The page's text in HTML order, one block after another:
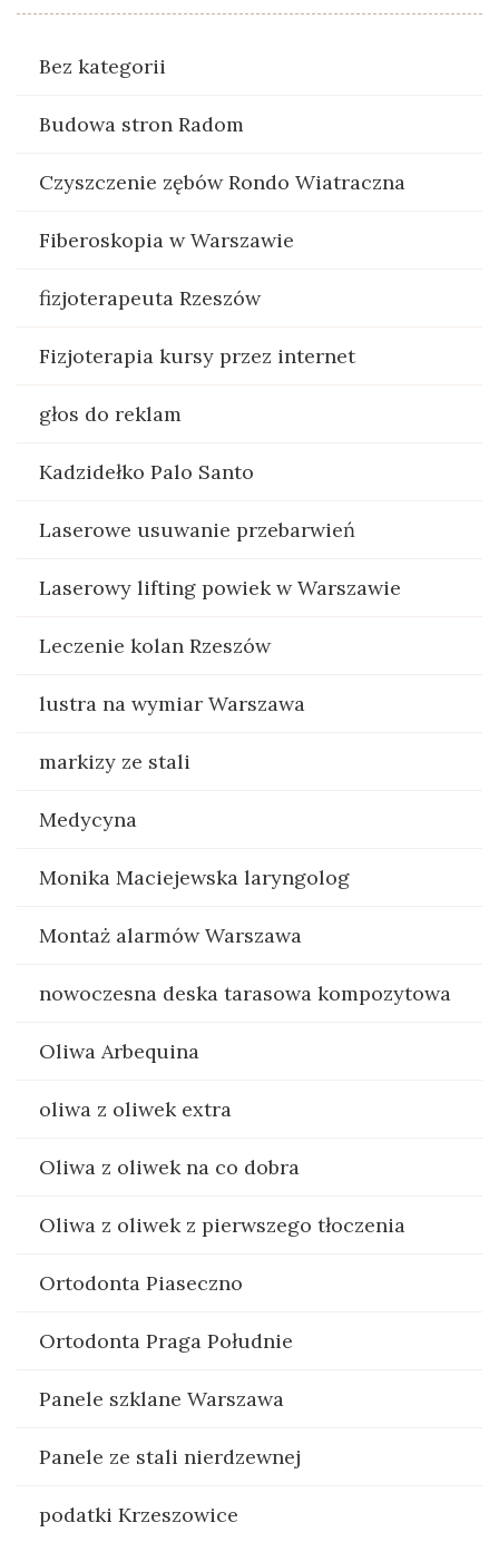
Bez kategorii
Budowa stron Radom
Czyszczenie zębów Rondo Wiatraczna
Fiberoskopia w Warszawie
fizjoterapeuta Rzeszów
Fizjoterapia kursy przez internet
głos do reklam
Kadzidełko Palo Santo
Laserowe usuwanie przebarwień
Laserowy lifting powiek w Warszawie
Leczenie kolan Rzeszów
lustra na wymiar Warszawa
markizy ze stali
Medycyna
Monika Maciejewska laryngolog
Montaż alarmów Warszawa
nowoczesna deska tarasowa kompozytowa
Oliwa Arbequina
oliwa z oliwek extra
Oliwa z oliwek na co dobra
Oliwa z oliwek z pierwszego tłoczenia
Ortodonta Piaseczno
Ortodonta Praga Południe
Panele szklane Warszawa
Panele ze stali nierdzewnej
podatki Krzeszowice